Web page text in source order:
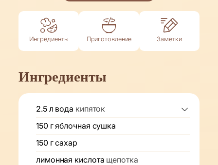
Ингредиенты Приготовление Заметки
Ингредиенты
2.5 л вода кипяток
150 гяблочная сушка
150 гсахар
лимонная кислота щепотка